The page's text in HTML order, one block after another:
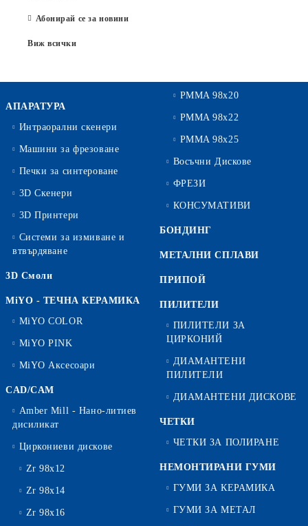
Абонирай се за новини
Виж всички
АПАРАТУРА
Интраорални скенери
Машини за фрезоване
Печки за синтероване
3D Скенери
3D Принтери
Системи за измиване и
втвърдяване
3D Смоли
MiYO - ТЕЧНА КЕРАМИКА
MiYO COLOR
MiYO PINK
MiYO Аксесоари
CAD/CAM
Amber Mill - Нано-литиев
дисиликат
Циркониеви дискове
Zr 98x12
Zr 98x14
Zr 98x16
PMMA 98x20
PMMA 98x22
PMMA 98x25
Восъчни Дискове
ФРЕЗИ
КОНСУМАТИВИ
БОНДИНГ
МЕТАЛНИ СПЛАВИ
ПРИПОЙ
ПИЛИТЕЛИ
ПИЛИТЕЛИ ЗА
ЦИРКОНИЙ
ДИАМАНТЕНИ
ПИЛИТЕЛИ
ДИАМАНТЕНИ ДИСКОВЕ
ЧЕТКИ
ЧЕТКИ ЗА ПОЛИРАНЕ
НЕМОНТИРАНИ ГУМИ
ГУМИ ЗА КЕРАМИКА
ГУМИ ЗА МЕТАЛ